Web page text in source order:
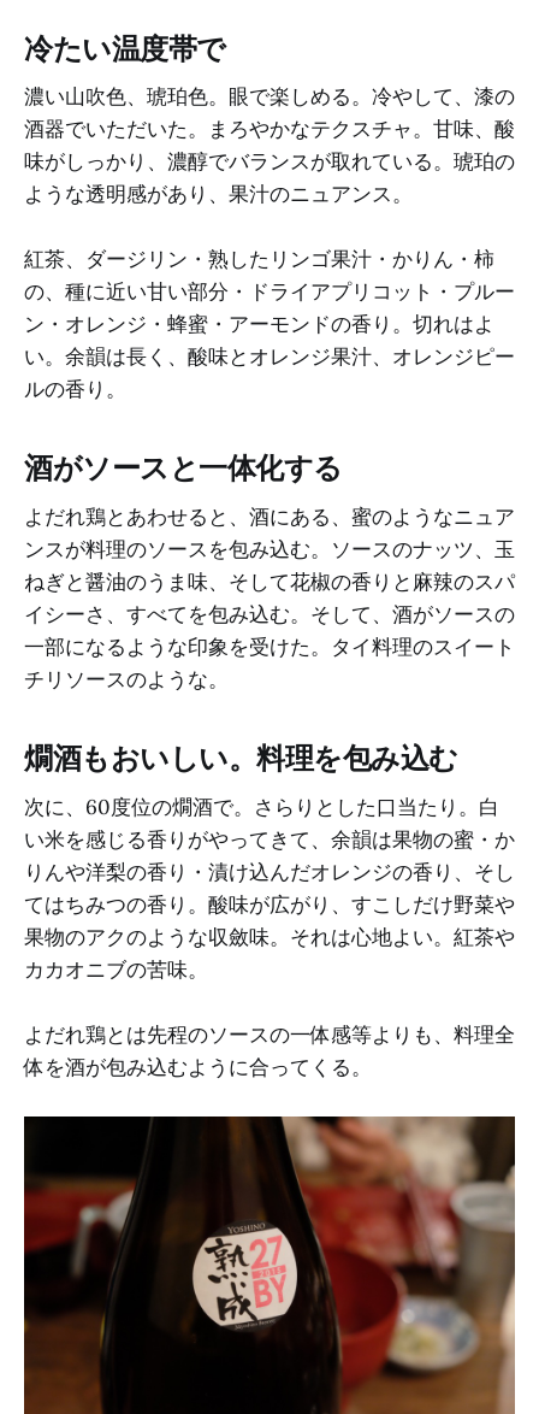
冷たい温度帯で
濃い山吹色、琥珀色。眼で楽しめる。冷やして、漆の
酒器でいただいた。まろやかなテクスチャ。甘味、酸
味がしっかり、濃醇でバランスが取れている。琥珀の
ような透明感があり、果汁のニュアンス。
紅茶、ダージリン・熟したリンゴ果汁・かりん・柿
の、種に近い甘い部分・ドライアプリコット・プルー
ン・オレンジ・蜂蜜・アーモンドの香り。切れはよ
い。余韻は長く、酸味とオレンジ果汁、オレンジピー
ルの香り。
酒がソースと一体化する
よだれ鶏とあわせると、酒にある、蜜のようなニュア
ンスが料理のソースを包み込む。ソースのナッツ、玉
ねぎと醤油のうま味、そして花椒の香りと麻辣のスパ
イシーさ、すべてを包み込む。そして、酒がソースの
一部になるような印象を受けた。タイ料理のスイート
チリソースのような。
燗酒もおいしい。料理を包み込む
次に、60度位の燗酒で。さらりとした口当たり。白
い米を感じる香りがやってきて、余韻は果物の蜜・か
りんや洋梨の香り・漬け込んだオレンジの香り、そし
てはちみつの香り。酸味が広がり、すこしだけ野菜や
果物のアクのような収斂味。それは心地よい。紅茶や
カカオニブの苦味。
よだれ鶏とは先程のソースの一体感等よりも、料理全
体を酒が包み込むように合ってくる。